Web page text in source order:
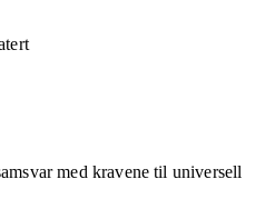
med kravene til universell